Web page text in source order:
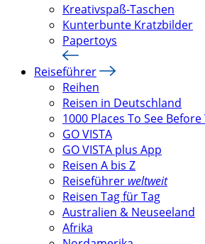
Kreativspaß-Taschen
Kunterbunte Kratzbilder
Papertoys
Reiseführer
Reihen
Reisen in Deutschland
1000 Places To See
GO VISTA
GO VISTA plus App
Reisen A bis Z
Reiseführer weltweit
Reisen Tag für Tag
Australien & Neuseeland
Afrika